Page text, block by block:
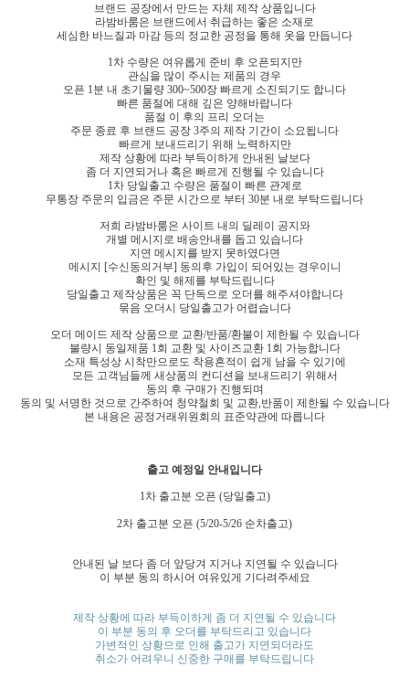
브랜드 공장에서 만드는 자체 제작 상품입니다
라밤바룸은 브랜드에서 취급하는 좋은 소재로
세심한 바느질과 마감 등의 정교한 공정을 통해 옷을 만듭니다
1차 수량은 여유롭게 준비 후 오픈되지만
관심을 많이 주시는 제품의 경우
오픈 1분 내 초기물량 300~500장 빠르게 소진되기도 합니다
빠른 품절에 대해 깊은 양해바랍니다
품절 이 후의 프리 오더는
주문 종료 후 브랜드 공장 3주의 제작 기간이 소요됩니다
빠르게 보내드리기 위해 노력하지만
제작 상황에 따라 부득이하게 안내된 날보다
좀 더 지연되거나 혹은 빠르게 진행될 수 있습니다
1차 당일출고 수량은 품절이 빠른 관계로
무통장 주문의 입금은 주문 시간으로 부터 30분 내로 부탁드립니다
저희 라밤바룸은 사이트 내의 딜레이 공지와
개별 메시지로 배송안내를 돕고 있습니다
지연 메시지를 받지 못하였다면
메시지 [수신동의거부] 동의후 가입이 되어있는 경우이니
확인 및 해제를 부탁드립니다
당일출고 제작상품은 꼭 단독으로 오더를 해주셔야합니다
묶음 오더시 당일출고가 어렵습니다
오더 메이드 제작 상품으로 교환/반품/환불이 제한될 수 있습니다
불량시 동일제품 1회 교환 및 사이즈교환 1회 가능합니다
소재 특성상 시착만으로도 착용흔적이 쉽게 남을 수 있기에
모든 고객님들께 새상품의 컨디션을 보내드리기 위해서
동의 후 구매가 진행되며
동의 및 서명한 것으로 간주하여 청약철회 및 교환,반품이 제한될 수 있습니다
본 내용은 공정거래위원회의 표준약관에 따릅니다
출고 예정일 안내입니다
1차 출고분 오픈 (당일출고)
2차 출고분 오픈 (5/20-5/26 순차출고)
안내된 날 보다 좀 더 앞당겨 지거나 지연될 수 있습니다
이 부분 동의 하시어 여유있게 기다려주세요
제작 상황에 따라 부득이하게 좀 더 지연될 수 있습니다
이 부분 동의 후 오더를 부탁드리고 있습니다
가변적인 상황으로 인해 출고가 지연되더라도
취소가 어려우니 신중한 구매를 부탁드립니다